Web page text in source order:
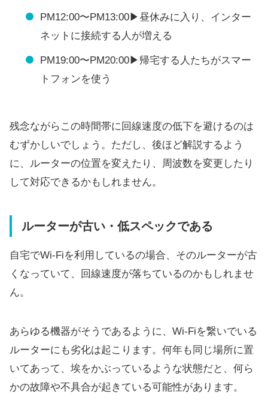
PM12:00〜PM13:00▶︎昼休みに入り、インター
ネットに接続する人が増える
PM19:00〜PM20:00▶︎帰宅する人たちがスマー
トフォンを使う
残念ながらこの時間帯に回線速度の低下を避けるのは
むずかしいでしょう。ただし、後ほど解説するよう
に、ルーターの位置を変えたり、周波数を変更したり
して対応できるかもしれません。
ルーターが古い・低スペックである
自宅でWi-Fiを利用しているの場合、そのルーターが古
くなっていて、回線速度が落ちているのかもしれませ
ん。
あらゆる機器がそうであるように、Wi-Fiを繋いでいる
ルーターにも劣化は起こります。何年も同じ場所に置
いてあって、埃をかぶっているような状態だと、何ら
かの故障や不具合が起きている可能性があります。